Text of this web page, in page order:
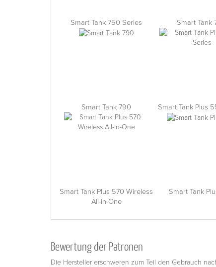
Smart Tank 750 Series Smart Tank
Smart Tank 790 Smart Tank Plus
Smart Tank Plus 570 Wireless
All-in-One
Smart Tank
Bewertung der Patronen
Die Hersteller erschweren zum Teil den Gebrauch